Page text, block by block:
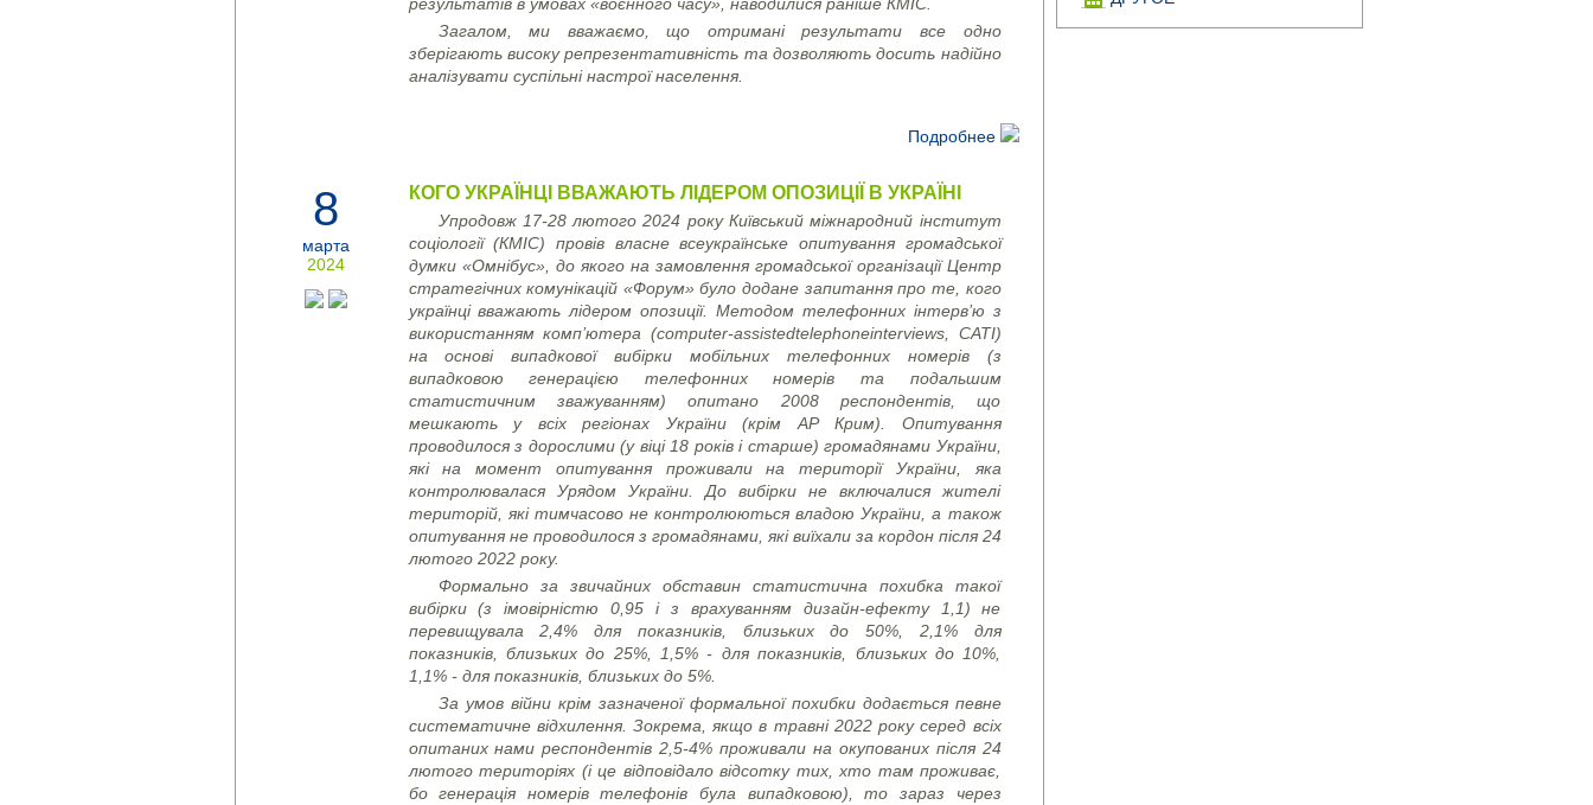
Загалом, ми вважаємо, що отримані результати все одно
зберігають високу репрезентативність та дозволяють досить надійно
аналізувати суспільні настрої населення.
Подробнее
8
марта
2024
КОГО УКРАЇНЦІ ВВАЖАЮТЬ ЛІДЕРОМ ОПОЗИЦІЇ В УКРАЇНІ
Упродовж 17-28 лютого 2024 року Київський міжнародний інститут
соціології (КМІС) провів власне всеукраїнське опитування громадської
думки «Омнібус», до якого на замовлення громадської організації Центр
стратегічних комунікацій «Форум» було додане запитання про те, кого
українці вважають лідером опозиції. Методом телефонних інтерв’ю з
використанням комп’ютера (computer-assistedtelephoneinterviews, CATI)
на основі випадкової вибірки мобільних телефонних номерів (з
випадковою генерацією телефонних номерів та подальшим
статистичним зважуванням) опитано 2008 респондентів, що
мешкають у всіх регіонах України (крім АР Крим). Опитування
проводилося з дорослими (у віці 18 років і старше) громадянами України,
які на момент опитування проживали на території України, яка
контролювалася Урядом України. До вибірки не включалися жителі
територій, які тимчасово не контролюються владою України, а також
опитування не проводилося з громадянами, які виїхали за кордон після 24
лютого 2022 року.
Формально за звичайних обставин статистична похибка такої
вибірки (з імовірністю 0,95 і з врахуванням дизайн-ефекту 1,1) не
перевищувала 2,4% для показників, близьких до 50%, 2,1% для
показників, близьких до 25%, 1,5% - для показників, близьких до 10%,
1,1% - для показників, близьких до 5%.
За умов війни крім зазначеної формальної похибки додається певне
систематичне відхилення. Зокрема, якщо в травні 2022 року серед всіх
опитаних нами респондентів 2,5-4% проживали на окупованих після 24
лютого територіях (і це відповідало відсотку тих, хто там проживає,
бо генерація номерів телефонів була випадковою), то зараз через